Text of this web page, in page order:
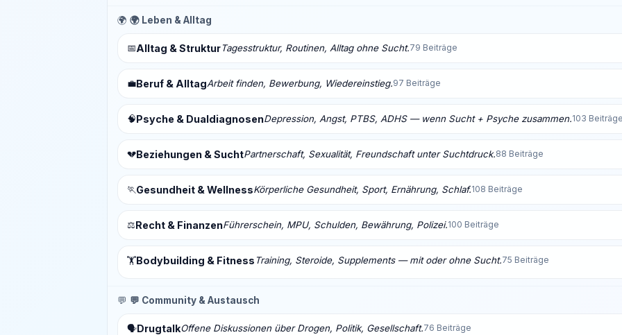
🌍 🌍 Leben & Alltag
📅Alltag & StrukturTagesstruktur, Routinen, Alltag ohne Sucht.79 Beiträge
💼Beruf & AlltagArbeit finden, Bewerbung, Wiedereinstieg.97 Beiträge
🧠Psyche & DualdiagnosenDepression, Angst, PTBS, ADHS — wenn Sucht + Psyche zusammen.103
💔Beziehungen & SuchtPartnerschaft, Sexualität, Freundschaft unter Suchtdruck.88 Beiträge
🏃Gesundheit & WellnessKörperliche Gesundheit, Sport, Ernährung, Schlaf.108 Beiträge
⚖️Recht & FinanzenFührerschein, MPU, Schulden, Bewährung, Polizei.100 Beiträge
🏋️Bodybuilding & Fitness Training, Steroide, Supplements — mit oder ohne Sucht.75 Beiträge
💬 💬 Community & Austausch
🗣️DrugtalkOffene Diskussionen über Drogen, Politik, Gesellschaft.76 Beiträge